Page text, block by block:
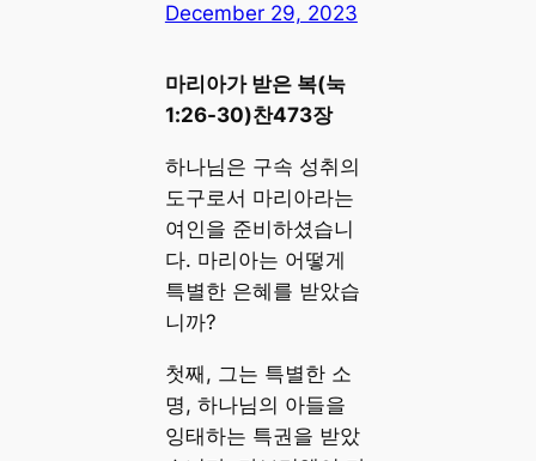
December 29, 2023
마리아가 받은 복(눅
1:26-30)찬473장
하나님은 구속 성취의
도구로서 마리아라는
여인을 준비하셨습니
다. 마리아는 어떻게
특별한 은혜를 받았습
니까?
첫째, 그는 특별한 소
명, 하나님의 아들을
잉태하는 특권을 받았